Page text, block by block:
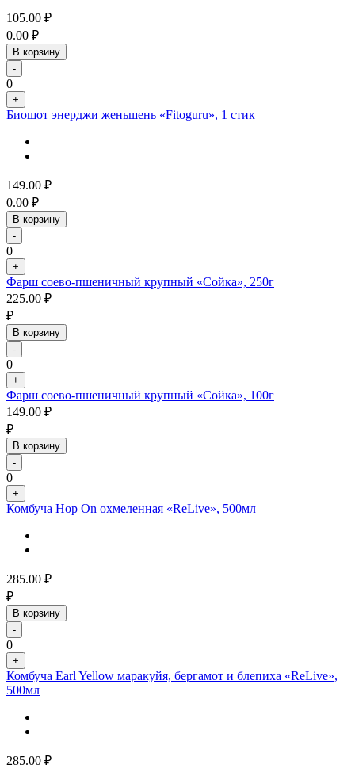
105.00 ₽
0.00 ₽
В корзину
-
0
+
Биошот энерджи женьшень «Fitoguru», 1 стик
149.00 ₽
0.00 ₽
В корзину
-
0
+
Фарш соево-пшеничный крупный «Сойка», 250г
225.00 ₽
₽
В корзину
-
0
+
Фарш соево-пшеничный крупный «Сойка», 100г
149.00 ₽
₽
В корзину
-
0
+
Комбуча Hop On охмеленная «ReLive», 500мл
285.00 ₽
₽
В корзину
-
0
+
Комбуча Earl Yellow маракуйя, бергамот и блепиха «ReLive»,
500мл
285.00 ₽